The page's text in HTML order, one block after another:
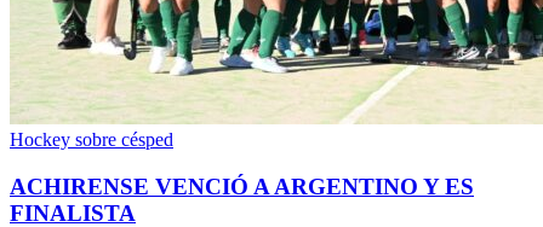
Hockey sobre césped
ACHIRENSE VENCIÓ A ARGENTINO Y ES
FINALISTA